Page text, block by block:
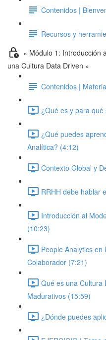
Contenidos |
Recursos y
« Módulo 1: Introducción
una Cultura Data Driven »
Contenidos |
¿Qué es y para
¿Qué puedes
Analítica? (4:12)
Contexto Global y
RRHH debe hablar
Introducción al
(10:23)
People Analytics en
Colaborador (7:21)
Qué es una Cultura
Madurativos (15:59)
¿Dónde puedes